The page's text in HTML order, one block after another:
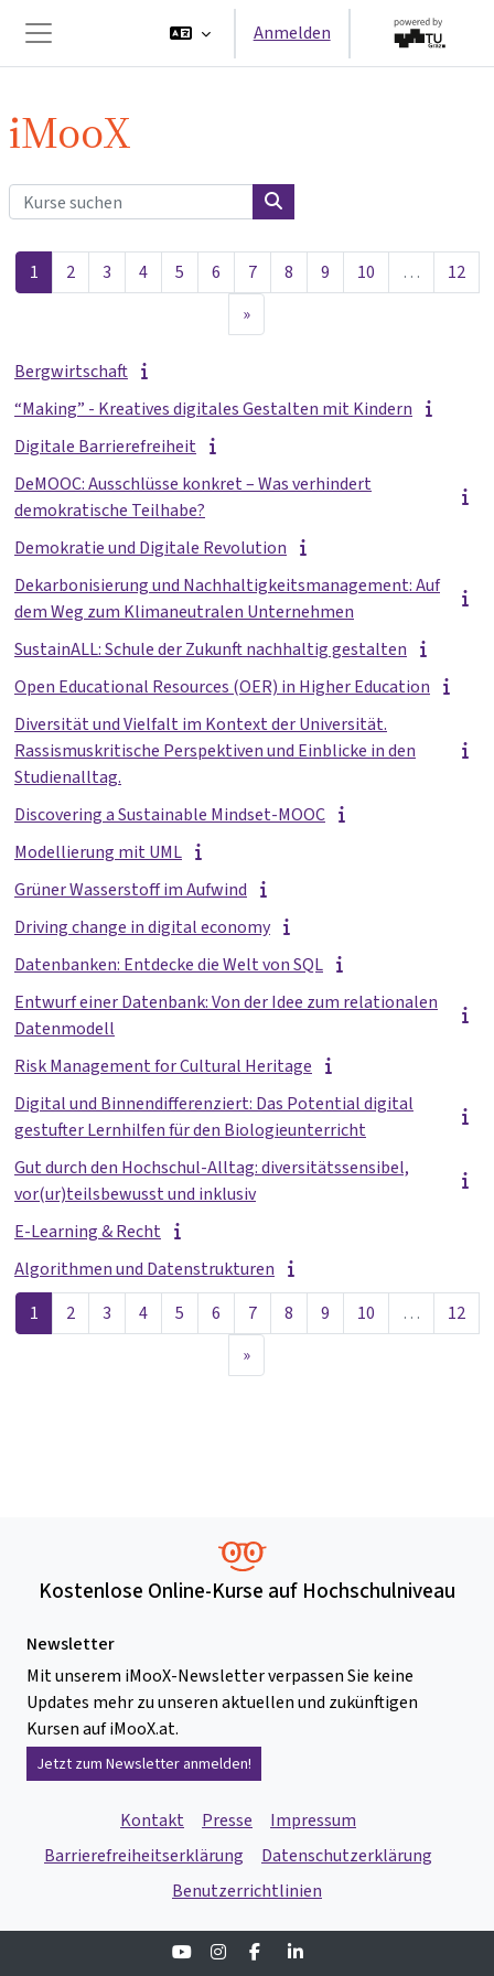
Website-Übersicht
Anmelden
iMooX
Kurse suchen
Kurse suchen
1Seite 1
2Seite 2
3Seite 3
4Seite 4
5Seite 5
6Seite 6
7Seite 7
8Seite 8
9Seite 9
10Seite 10
… 12
»Nächste Seite
Bergwirtschaft
“Making” - Kreatives digitales Gestalten mit Kindern
Digitale Barrierefreiheit
DeMOOC: Ausschlüsse konkret – Was verhindert
demokratische Teilhabe?
Demokratie und Digitale Revolution
Dekarbonisierung und Nachhaltigkeitsmanagement: Auf
dem Weg zum Klimaneutralen Unternehmen
SustainALL: Schule der Zukunft nachhaltig gestalten
Open Educational Resources (OER) in Higher Education
Diversität und Vielfalt im Kontext der Universität.
Rassismuskritische Perspektiven und Einblicke in den
Studienalltag.
Discovering a Sustainable Mindset-MOOC
Modellierung mit UML
Grüner Wasserstoff im Aufwind
Driving change in digital economy
Datenbanken: Entdecke die Welt von SQL
Entwurf einer Datenbank: Von der Idee zum relationalen
Datenmodell
Risk Management for Cultural Heritage
Digital und Binnendifferenziert: Das Potential digital
gestufter Lernhilfen für den Biologieunterricht
Gut durch den Hochschul-Alltag: diversitätssensibel,
vor(ur)teilsbewusst und inklusiv
E-Learning & Recht
Algorithmen und Datenstrukturen
1Seite 1
2Seite 2
3Seite 3
4Seite 4
5Seite 5
6Seite 6
7Seite 7
8Seite 8
9Seite 9
10Seite 10
… 12
»Nächste Seite
Kostenlose Online-Kurse auf Hochschulniveau
Newsletter
Mit unserem iMooX-Newsletter verpassen Sie keine
Updates mehr zu unseren aktuellen und zukünftigen
Kursen auf iMooX.at.
Jetzt zum Newsletter anmelden!
Kontakt Presse
Impressum
Barrierefreiheitserklärung
Datenschutzerklärung
Benutzerrichtlinien
YoutubeInstagramFacebook